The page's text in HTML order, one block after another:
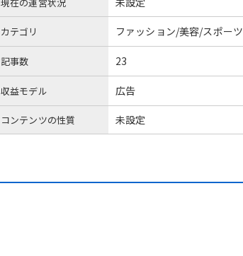
カテゴリ ファッション/美容/スポーツ
記事数 23
収益モデル 広告
コンテンツの性質 未設定